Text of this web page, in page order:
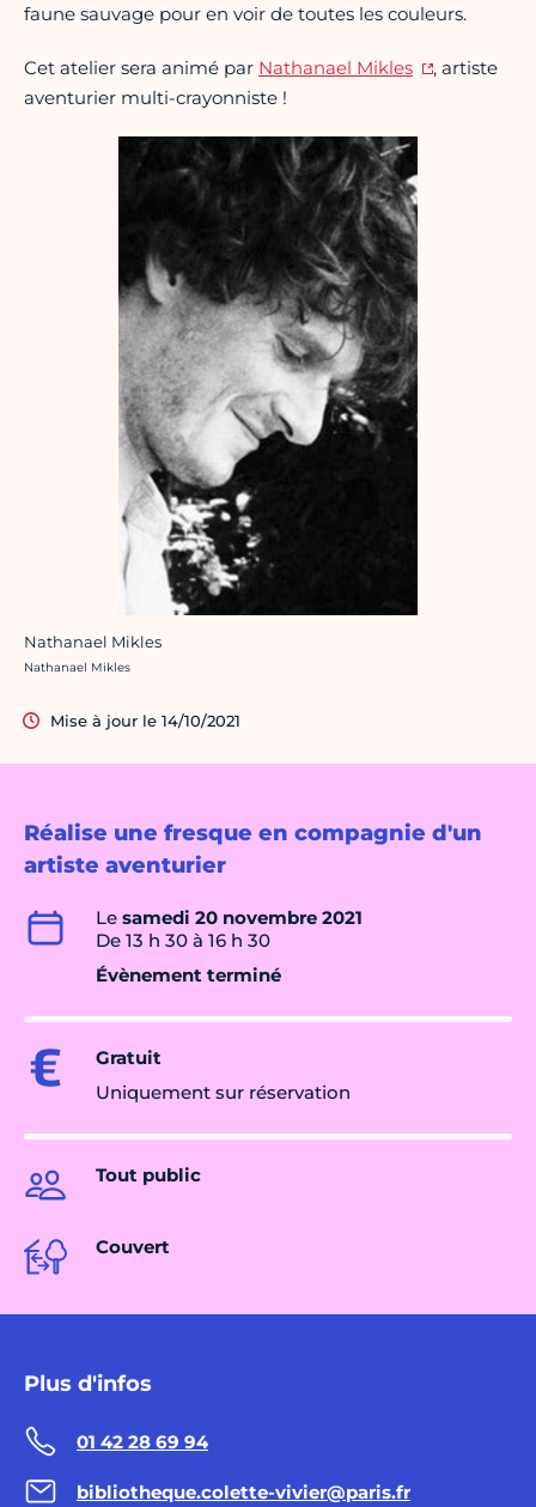
Réalise une fresque en compagnie d'un
artiste aventurier
Le samedi 20 novembre 2021
De 13 h 30 à 16 h 30
Évènement terminé
Gratuit
Uniquement sur réservation
Tout public
Couvert
Plus d'infos
01 42 28 69 94
bibliotheque.colette-vivier@paris.fr
faune sauvage pour en voir de toutes les couleurs.
Cet atelier sera animé par Nathanael Mikles
, artiste
aventurier multi-crayonniste !
Nathanael Mikles
Crédit photo :
Nathanael Mikles
Mise à jour le 14/10/2021